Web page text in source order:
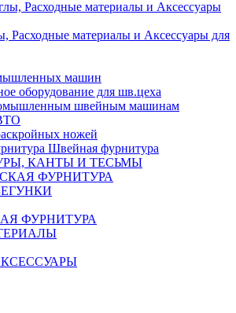
Расходные материалы и Аксессуары для
машин
оборудование для шв.цеха
швейным машинам
ножей
Швейная фурнитура
КАНТЫ И ТЕСЬМЫ
ФУРНИТУРА
ФУРНИТУРА